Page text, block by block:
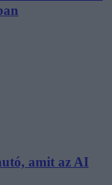
amit az AI